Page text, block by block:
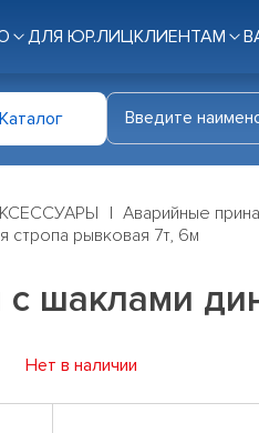
ДЛЯ ЮР.ЛИЦКЛИЕНТАМ
Каталог
Аварийные
стропа рывковая 7т, 6м
шаклами
Нет в наличии